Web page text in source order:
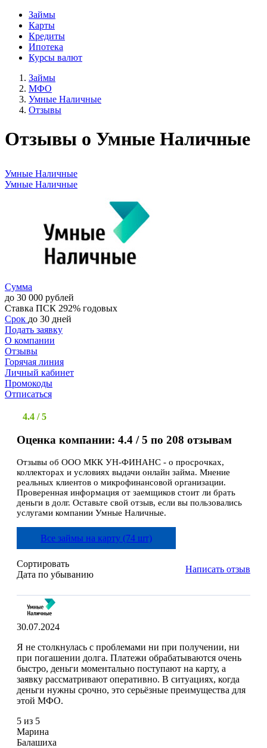
Займы
Карты
Кредиты
Ипотека
Курсы валют
Займы
МФО
Умные Наличные
Отзывы
Отзывы о Умные Наличные
Умные Наличные
Умные Наличные
Сумма
до 30 000 рублей
Ставка ПСК 292% годовых
Срок до 30 дней
Подать заявку
О компании
Отзывы
Горячая линия
Личный кабинет
Промокоды
Отписаться
4.4 / 5
Оценка компании: 4.4 / 5 по 208 отзывам
Отзывы об ООО МКК УН-ФИНАНС - о просрочках,
коллекторах и условиях выдачи онлайн займа. Мнение
реальных клиентов о микрофинансовой организации.
Проверенная информация от заемщиков стоит ли брать
деньги в долг. Оставьте свой отзыв, если вы пользовались
услугами компании Умные Наличные.
Все займы на карту (74 шт)
Сортировать
Дата по убыванию
Написать отзыв
30.07.2024
Я не столкнулась с проблемами ни при получении, ни
при погашении долга. Платежи обрабатываются очень
быстро, деньги моментально поступают на карту, а
заявку рассматривают оперативно. В ситуациях, когда
деньги нужны срочно, это серьёзные преимущества для
этой МФО.
5 из 5
Марина
Балашиха